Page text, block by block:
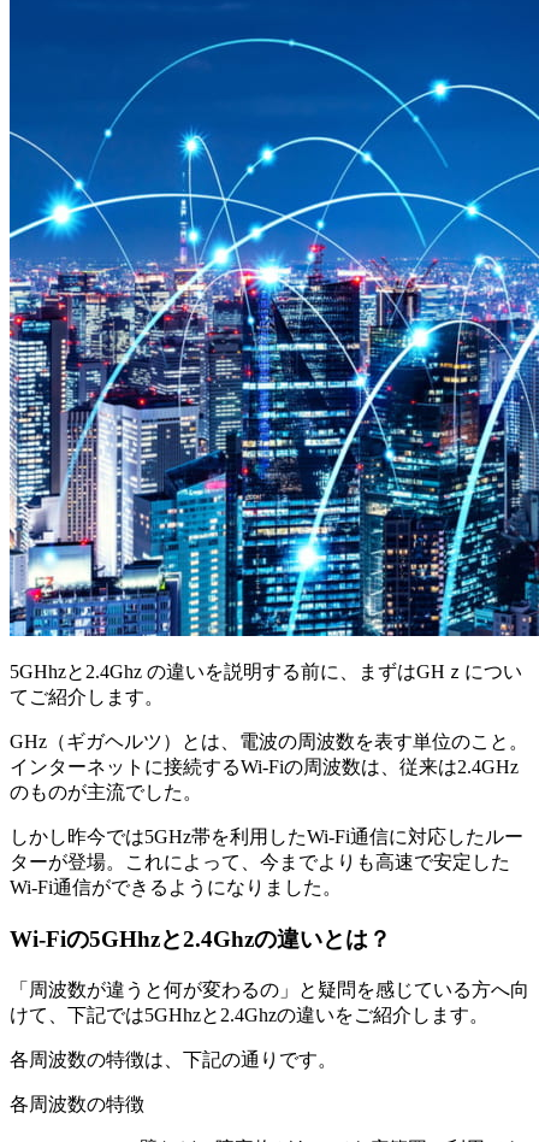
5GHhzと2.4Ghz の違いを説明する前に、まずはGHｚについ
てご紹介します。
GHz（ギガヘルツ）とは、電波の周波数を表す単位のこと。
インターネットに接続するWi-Fiの周波数は、従来は2.4GHz
のものが主流でした。
しかし昨今では5GHz帯を利用したWi-Fi通信に対応したルー
ターが登場。これによって、今までよりも高速で安定した
Wi-Fi通信ができるようになりました。
Wi-Fiの5GHhzと2.4Ghzの違いとは？
「周波数が違うと何が変わるの」と疑問を感じている方へ向
けて、下記では5GHhzと2.4Ghzの違いをご紹介します。
各周波数の特徴は、下記の通りです。
各周波数の特徴